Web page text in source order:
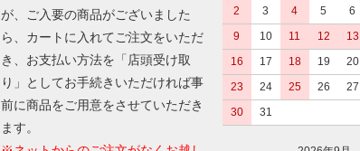
が、ご入要の商品がございました
ら、カートに入れてご注文をいただ
き、お支払い方法を「店頭受け取
り」としてお手続きいただければ事
前に商品をご用意をさせていただき
ます。
2
3 4 5 6
9
10 11 12 13
16
17 18 19 20
23
24 25 26 27
30
31